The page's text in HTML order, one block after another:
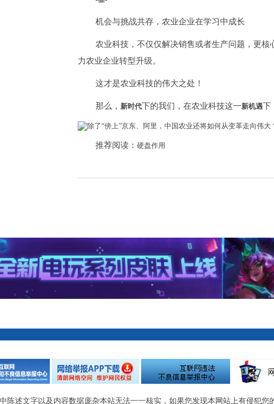
机会与挑战共存，农业企业在学习中成长
农业科技，不仅仅解决销售或者生产问题，更
力农业企业转型升级。
这才是农业科技的伟大之处！
那么， 新时代下的我们，在农业科技这一新机遇下
推荐阅读： 硬盘作用
陈述文字以及内容数据庞杂本站无法一一核实，如果您发现本网站上有侵犯您